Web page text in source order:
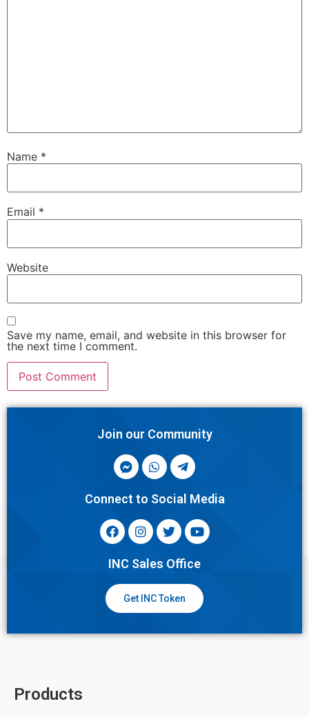
Name *
Email *
Website
Save my name, email, and website in this browser for
the next time I comment.
Join our Community
Connect to Social Media
INC Sales Office
Get INC Token
Products